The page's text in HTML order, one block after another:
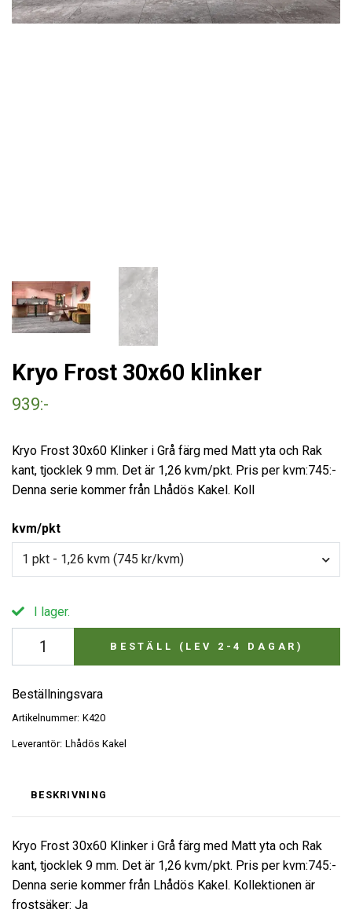
Kryo Frost 30x60 klinker
939:-
Kryo Frost 30x60 Klinker i Grå färg med Matt yta och Rak
kant, tjocklek 9 mm. Det är 1,26 kvm/pkt. Pris per kvm:745:-
Denna serie kommer från Lhådös Kakel. Koll
kvm/pkt
1 pkt - 1,26 kvm (745 kr/kvm)
I lager.
BESTÄLL (LEV 2-4 DAGAR)
Beställningsvara
Artikelnummer: K420
Leverantör: Lhådös Kakel
BESKRIVNING
Kryo Frost 30x60 Klinker i Grå färg med Matt yta och Rak
kant, tjocklek 9 mm. Det är 1,26 kvm/pkt. Pris per kvm:745:-
Denna serie kommer från Lhådös Kakel. Kollektionen är
frostsäker: Ja